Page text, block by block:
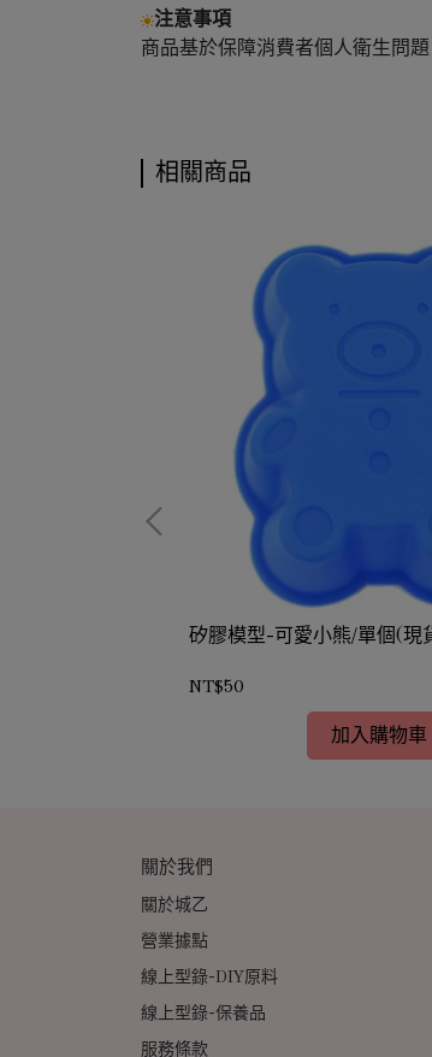
注意事項
商品基於保障消費者個人衛生問
相關商品
矽膠模型-可愛小熊/單個(現
NT$50
加入購物車
關於我們
關於城乙
營業據點
線上型錄-DIY原料
線上型錄-保養品
服務條款